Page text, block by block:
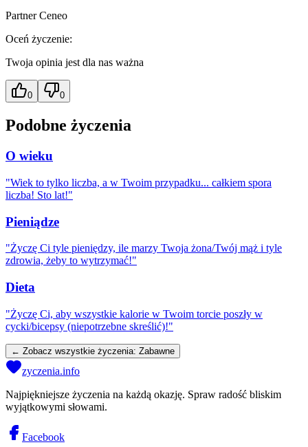
Partner Ceneo
Oceń życzenie:
Twoja opinia jest dla nas ważna
0 0
Podobne życzenia
O wieku
"Wiek to tylko liczba, a w Twoim przypadku... całkiem spora
liczba! Sto lat!"
Pieniądze
"Życzę Ci tyle pieniędzy, ile marzy Twoja żona/Twój mąż i tyle
zdrowia, żeby to wytrzymać!"
Dieta
"Życzę Ci, aby wszystkie kalorie w Twoim torcie poszły w
cycki/bicepsy (niepotrzebne skreślić)!"
← Zobacz wszystkie życzenia: Zabawne
zyczenia.info
Najpiękniejsze życzenia na każdą okazję. Spraw radość bliskim
wyjątkowymi słowami.
Facebook